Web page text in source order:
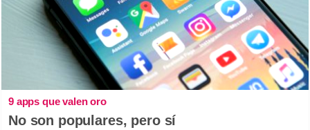
9 apps que valen oro
No son populares, pero sí